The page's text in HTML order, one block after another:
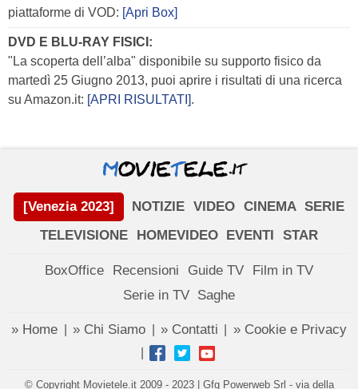
piattaforme di VOD: [Apri Box]
DVD E BLU-RAY FISICI:
"La scoperta dell’alba" disponibile su supporto fisico da
martedì 25 Giugno 2013, puoi aprire i risultati di una ricerca
su Amazon.it: [APRI RISULTATI].
[Venezia 2023] NOTIZIE VIDEO CINEMA SERIE
TELEVISIONE
HOMEVIDEO EVENTI STAR
BoxOffice Recensioni Guide TV
Film in TV
Serie in TV Saghe
» Home » Chi Siamo » Contatti » Cookie e Privacy
|
© Copyright Movietele.it 2009 - 2023 | Gfg Powerweb Srl - via della